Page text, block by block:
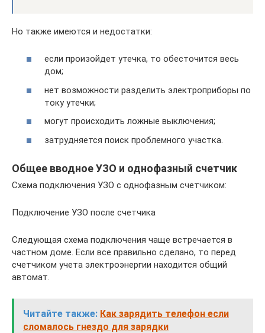
Но также имеются и недостатки:
если произойдет утечка, то обесточится весь
дом;
нет возможности разделить электроприборы по
току утечки;
могут происходить ложные выключения;
затрудняется поиск проблемного участка.
Общее вводное УЗО и однофазный счетчик
Схема подключения УЗО с однофазным счетчиком:
Подключение УЗО после счетчика
Следующая схема подключения чаще встречается в
частном доме. Если все правильно сделано, то перед
счетчиком учета электроэнергии находится общий
автомат.
Читайте также: Как зарядить телефон если
сломалось гнездо для зарядки